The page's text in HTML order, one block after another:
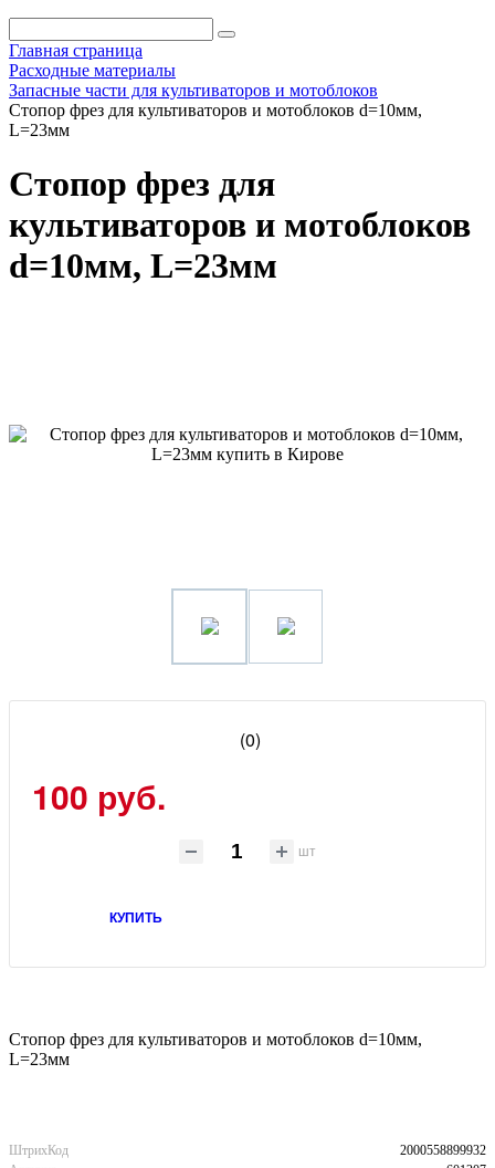
Главная страница
Расходные материалы
Запасные части для культиваторов и мотоблоков
Стопор фрез для культиваторов и мотоблоков d=10мм,
L=23мм
Стопор фрез для
культиваторов и мотоблоков
d=10мм, L=23мм
(0)
100 руб.
шт
КУПИТЬ
Стопор фрез для культиваторов и мотоблоков d=10мм,
L=23мм
ШтрихКод
2000558899932